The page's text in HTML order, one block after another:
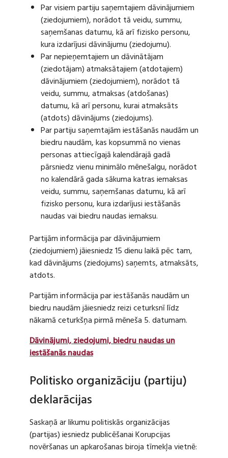
Par visiem partiju saņemtajiem dāvinājumiem
(ziedojumiem), norādot tā veidu, summu,
saņemšanas datumu, kā arī fizisko personu,
kura izdarījusi dāvinājumu (ziedojumu).
Par nepieņemtajiem un dāvinātājam
(ziedotājam) atmaksātajiem (atdotajiem)
dāvinājumiem (ziedojumiem), norādot tā
veidu, summu, atmaksas (atdošanas)
datumu, kā arī personu, kurai atmaksāts
(atdots) dāvinājums (ziedojums).
Par partiju saņemtajām iestāšanās naudām un
biedru naudām, kas kopsummā no vienas
personas attiecīgajā kalendārajā gadā
pārsniedz vienu minimālo mēnešalgu, norādot
no kalendārā gada sākuma katras iemaksas
veidu, summu, saņemšanas datumu, kā arī
fizisko personu, kura izdarījusi iestāšanās
naudas vai biedru naudas iemaksu.
Partijām informācija par dāvinājumiem
(ziedojumiem) jāiesniedz 15 dienu laikā pēc tam,
kad dāvinājums (ziedojums) saņemts, atmaksāts,
atdots.
Partijām informācija par iestāšanās naudām un
biedru naudām jāiesniedz reizi ceturksnī līdz
nākamā ceturkšņa pirmā mēneša 5. datumam.
Dāvinājumi, ziedojumi, biedru naudas un
iestāšanās naudas
Politisko organizāciju (partiju)
deklarācijas
Saskaņā ar likumu politiskās organizācijas
(partijas) iesniedz publicēšanai Korupcijas
novēršanas un apkarošanas biroja tīmekļa vietnē: